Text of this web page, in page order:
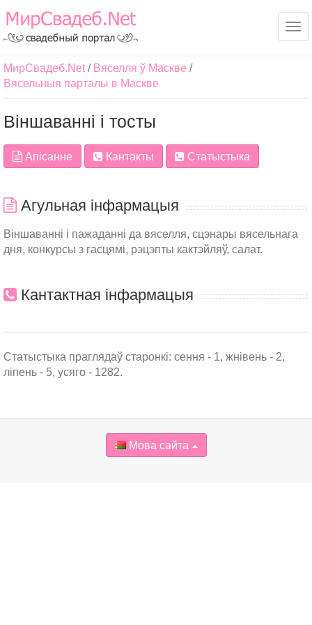
МирСвадеб.Net
Вяселля ў Маскве
Вясельныя парталы в Маскве
Віншаванні і тосты
Апісанне Кантакты Статыстыка
Агульная інфармацыя
Віншаванні і пажаданні да вяселля, сцэнары вясельнага
дня, конкурсы з гасцямі, рэцэпты кактэйляў, салат.
Кантактная інфармацыя
Статыстыка праглядаў старонкі: сення - 1, жнівень - 2,
ліпень - 5, усяго - 1282.
Мова сайта